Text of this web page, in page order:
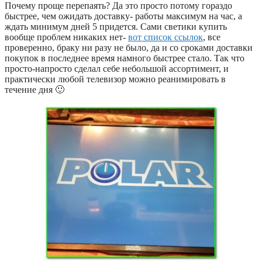
Почему проще перепаять? Да это просто потому гораздо
быстрее, чем ожидать доставку- работы максимум на час, а
ждать минимум дней 5 придется. Сами светики купить
вообще проблем никаких нет- вот список ссылок, все
проверенно, браку ни разу не было, да и со сроками доставки
покупок в последнее время намного быстрее стало. Так что
просто-напросто сделал себе небольшой ассортимент, и
практически любой телевизор можно реанимировать в
течение дня 🙂